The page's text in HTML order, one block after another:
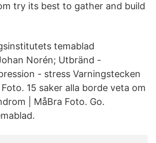
try its best to gather and build
temablad
Norén; Utbränd -
- stress Varningstecken
15 saker alla borde veta om
| MåBra Foto. Go.